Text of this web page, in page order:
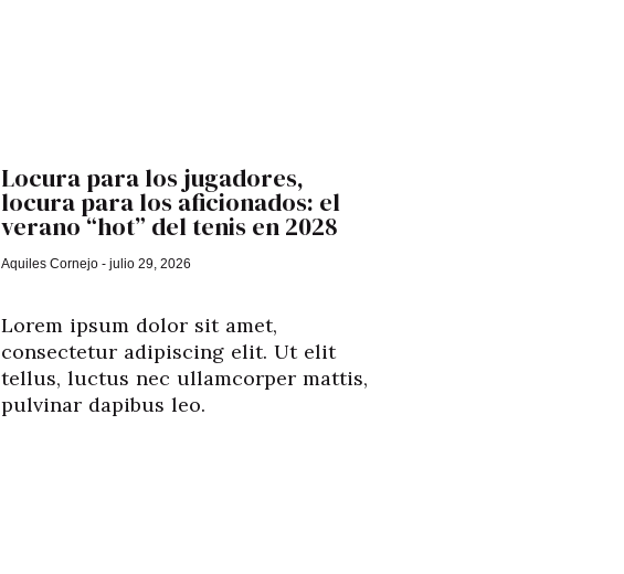
Locura para los jugadores,
locura para los aficionados: el
verano “hot” del tenis en 2028
Aquiles Cornejo julio 29, 2026
Lorem ipsum dolor sit amet,
consectetur adipiscing elit. Ut elit
tellus, luctus nec ullamcorper mattis,
pulvinar dapibus leo.